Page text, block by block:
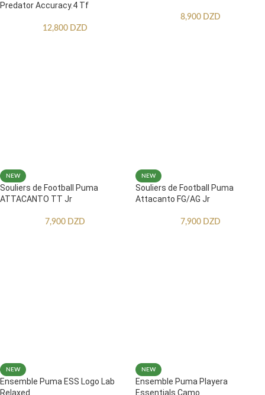
Predator Accuracy.4 Tf
12,800 DZD
8,900 DZD
NEW
Souliers de Football Puma
ATTACANTO TT Jr
7,900 DZD
NEW
Souliers de Football Puma
Attacanto FG/AG Jr
7,900 DZD
NEW
Ensemble Puma ESS Logo Lab
Relaxed
NEW
Ensemble Puma Playera
Essentials Camo